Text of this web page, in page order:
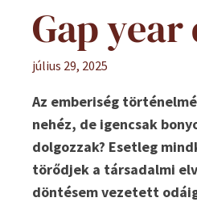
Gap
július 29, 2025
Az emberiség
nehéz, de igencsak
dolgozzak? Esetleg
törődjek a társadalmi
döntésem vezetett